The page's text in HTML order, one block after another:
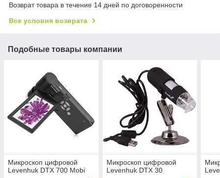
Возврат товара в течение 14 дней по договоренности
Все условия возврата
Подобные товары компании
Микроскоп цифровой
Levenhuk DTX 700 Mobi
Микроскоп цифровой
Levenhuk DTX 30